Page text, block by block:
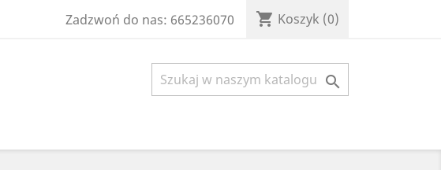
Zadzwoń do nas: 665236070 shopping_cart Koszyk (0)
